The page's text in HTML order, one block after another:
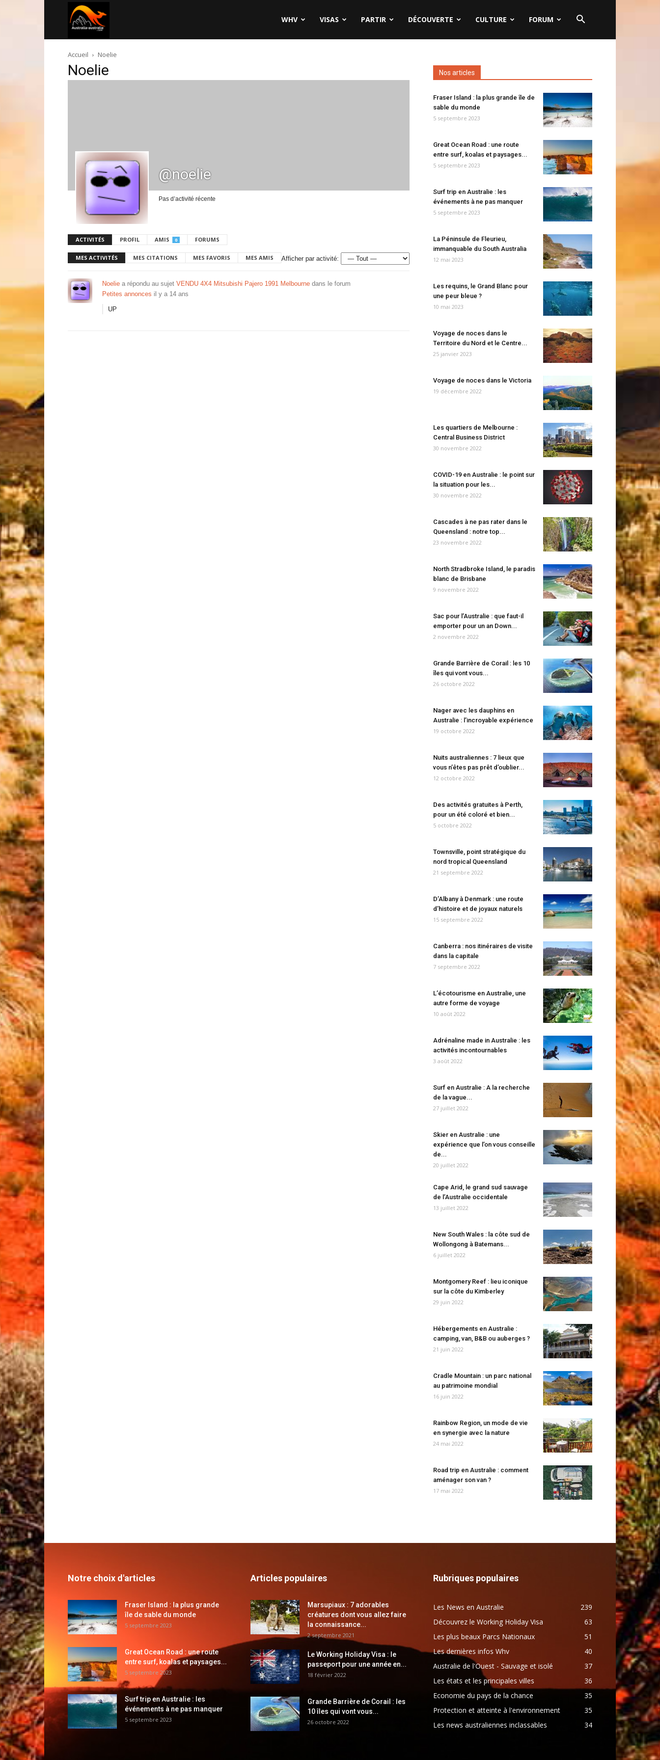
australie.com
WHV VISAS PARTIR DÉCOUVERTE CULTURE FORUM
Accueil Noelie
Noelie
@noelie
Pas d’activité récente
ACTIVITÉS PROFIL AMIS 0 FORUMS
MES ACTIVITÉS MES CITATIONS MES FAVORIS MES AMIS Afficher par activité:
Noelie a répondu au sujet VENDU 4X4 Mitsubishi Pajero 1991 Melbourne dans le forum
Petites annonces il y a 14 ans
UP
Nos articles
Fraser Island : la plus grande île de
sable du monde
5 septembre 2023
Great Ocean Road : une route
entre surf, koalas et paysages...
5 septembre 2023
Surf trip en Australie : les
événements à ne pas manquer
5 septembre 2023
La Péninsule de Fleurieu,
immanquable du South Australia
12 mai 2023
Les requins, le Grand Blanc pour
une peur bleue ?
10 mai 2023
Voyage de noces dans le
Territoire du Nord et le Centre...
25 janvier 2023
Voyage de noces dans le Victoria
19 décembre 2022
Les quartiers de Melbourne :
Central Business District
30 novembre 2022
COVID-19 en Australie : le point sur
la situation pour les...
30 novembre 2022
Cascades à ne pas rater dans le
Queensland : notre top...
23 novembre 2022
North Stradbroke Island, le paradis
blanc de Brisbane
9 novembre 2022
Sac pour l’Australie : que faut-il
emporter pour un an Down...
2 novembre 2022
Grande Barrière de Corail : les 10
îles qui vont vous...
26 octobre 2022
Nager avec les dauphins en
Australie : l’incroyable expérience
19 octobre 2022
Nuits australiennes : 7 lieux que
vous n’êtes pas prêt d’oublier...
12 octobre 2022
Des activités gratuites à Perth,
pour un été coloré et bien...
5 octobre 2022
Townsville, point stratégique du
nord tropical Queensland
21 septembre 2022
D’Albany à Denmark : une route
d’histoire et de joyaux naturels
15 septembre 2022
Canberra : nos itinéraires de visite
dans la capitale
7 septembre 2022
L’écotourisme en Australie, une
autre forme de voyage
10 août 2022
Adrénaline made in Australie : les
activités incontournables
3 août 2022
Surf en Australie : A la recherche
de la vague...
27 juillet 2022
Skier en Australie : une
expérience que l’on vous conseille
de...
20 juillet 2022
Cape Arid, le grand sud sauvage
de l’Australie occidentale
13 juillet 2022
New South Wales : la côte sud de
Wollongong à Batemans...
6 juillet 2022
Montgomery Reef : lieu iconique
sur la côte du Kimberley
29 juin 2022
Hébergements en Australie :
camping, van, B&B ou auberges ?
21 juin 2022
Cradle Mountain : un parc national
au patrimoine mondial
16 juin 2022
Rainbow Region, un mode de vie
en synergie avec la nature
24 mai 2022
Road trip en Australie : comment
aménager son van ?
17 mai 2022
Notre choix d'articles
Fraser Island : la plus grande
île de sable du monde
5 septembre 2023
Great Ocean Road : une route
entre surf, koalas et paysages...
5 septembre 2023
Surf trip en Australie : les
événements à ne pas manquer
5 septembre 2023
Articles populaires
Marsupiaux : 7 adorables
créatures dont vous allez faire
la connaissance...
2 septembre 2021
Le Working Holiday Visa : le
passeport pour une année en...
18 février 2022
Grande Barrière de Corail : les
10 îles qui vont vous...
26 octobre 2022
Rubriques populaires
Les News en Australie
239
Découvrez le Working Holiday Visa
63
Les plus beaux Parcs Nationaux
51
Les dernières infos Whv
40
Australie de l'Ouest - Sauvage et isolé
37
Les états et les principales villes
36
Economie du pays de la chance
35
Protection et atteinte à l'environnement
35
Les news australiennes inclassables
34